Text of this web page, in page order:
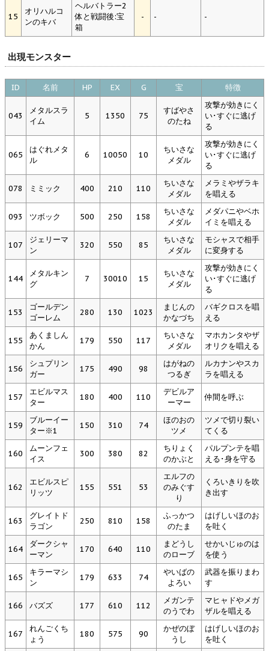
15
オリハルコ
ンのキバ
ヘルバトラー2
体と戦闘後:宝
箱
- - -
出現モンスター
ID 名前 HP EX G 宝 特徴
043
メタルスラ
イム
5 1350 75
すばやさ
のたね
攻撃が効きにく
い･すぐに逃げ
る
065
はぐれメタ
ル
6 10050 10
ちいさな
メダル
攻撃が効きにく
い･すぐに逃げ
る
078 ミミック 400 210 110
ちいさな
メダル
メラミやザラキ
を唱える
093 ツボック 500 250 158
ちいさな
メダル
メダパニやベホ
イミを唱える
107
ジェリーマ
ン
320 550 85
ちいさな
メダル
モシャスで相手
に変身する
144
メタルキン
グ
7 30010 15
ちいさな
メダル
攻撃が効きにく
い･すぐに逃げ
る
153
ゴールデン
ゴーレム
280 130 1023
まじんの
かなづち
バギクロスを唱
える
155
あくましん
かん
179 550 117
ちいさな
メダル
マホカンタやザ
オリクを唱える
156
シュプリン
ガー
175 490 98
はがねの
つるぎ
ルカナンやスカ
ラを唱える
157
エビルマス
ター
180 400 110
デビルア
ーマー
仲間を呼ぶ
159
ブルーイー
ター※1
150 310 74
ほのおの
ツメ
ツメで切り裂い
てくる
160
ムーンフェ
イス
300 380 82
ちりょく
のかぶと
パルプンテを唱
える･身を守る
162
エビルスピ
リッツ
155 551 53
エルフの
のみぐす
り
くろいきりを吹
き出す
163
グレイトド
ラゴン
250 810 158
ふっかつ
のたま
はげしいほのお
を吐く
164
ダークシャ
ーマン
170 640 110
まどうし
のローブ
せかいじゅのは
を使う
165
キラーマシ
ン
179 633 74
やいばの
よろい
武器を振りまわ
す
166 バズズ 177 610 112
メガンテ
のうでわ
マヒャドやメガ
ザルを唱える
167
れんごくち
ょう
180 575 90
かぜのぼ
うし
はげしいほのお
を吐く